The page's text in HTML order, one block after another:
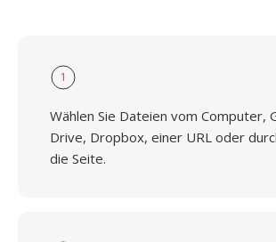
1
Wählen Sie Dateien vom Computer,
Drive, Dropbox, einer URL oder
die Seite.